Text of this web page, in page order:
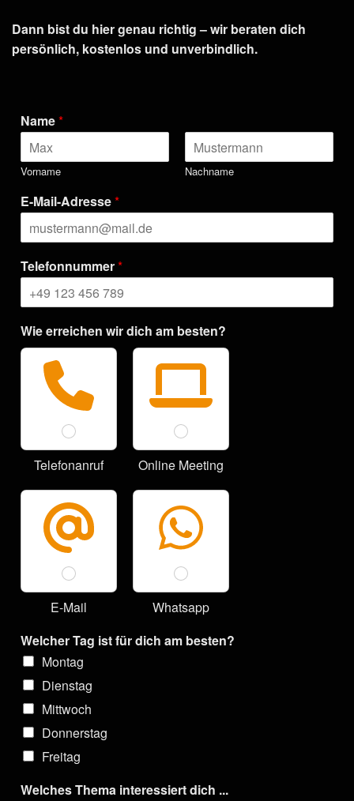
Dann bist du hier genau richtig – wir beraten dich
persönlich, kostenlos und unverbindlich.
Name*
Vorname Nachname
E-Mail-Adresse*
Telefonnummer*
Wie erreichen wir dich am besten?
Telefonanruf Online Meeting
E-Mail
Whatsapp
Welcher Tag ist für dich am besten?
Montag
Dienstag
Mittwoch
Donnerstag
Freitag
Welches Thema interessiert dich ...